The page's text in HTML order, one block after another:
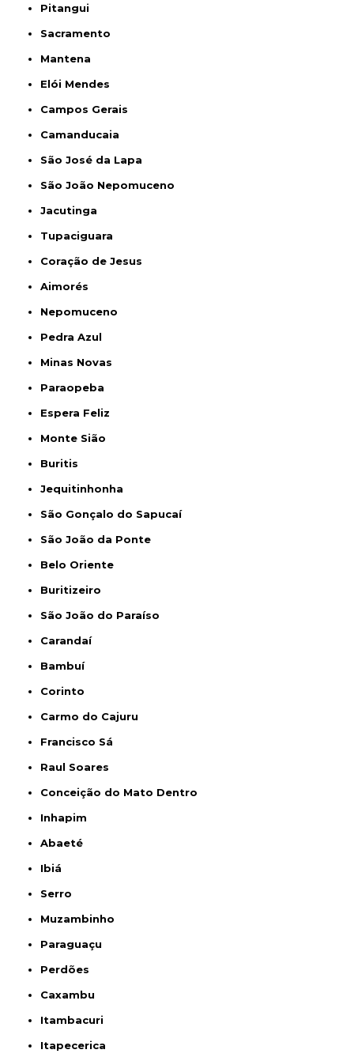
Pitangui
Sacramento
Mantena
Elói Mendes
Campos Gerais
Camanducaia
São José da Lapa
São João Nepomuceno
Jacutinga
Tupaciguara
Coração de Jesus
Aimorés
Nepomuceno
Pedra Azul
Minas Novas
Paraopeba
Espera Feliz
Monte Sião
Buritis
Jequitinhonha
São Gonçalo do Sapucaí
São João da Ponte
Belo Oriente
Buritizeiro
São João do Paraíso
Carandaí
Bambuí
Corinto
Carmo do Cajuru
Francisco Sá
Raul Soares
Conceição do Mato Dentro
Inhapim
Abaeté
Ibiá
Serro
Muzambinho
Paraguaçu
Perdões
Caxambu
Itambacuri
Itapecerica